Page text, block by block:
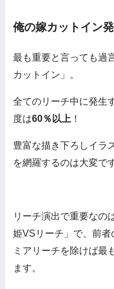
俺の嫁カットイン
最も重要と言っても過
カットイン」。
全てのリーチ中に発生
度は60％以上 ！
豊富な描き下ろしイラ
を網羅するのは大変で
リーチ演出で重要なの
姫VSリーチ」で、前
ミアリーチを除けば最
ます。